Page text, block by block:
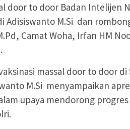
door to door Badan Intelijen
Adisiswanto M.Si dan
Camat Woha, Irfan HM
massal door to door di
M.Si menyampaikan
upaya mendorong